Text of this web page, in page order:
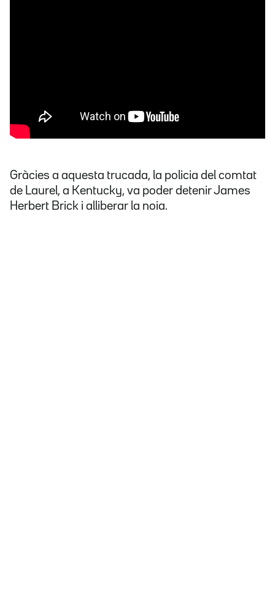
Gràcies a aquesta trucada, la policia del comtat
de Laurel, a Kentucky, va poder detenir James
Herbert Brick i alliberar la noia.